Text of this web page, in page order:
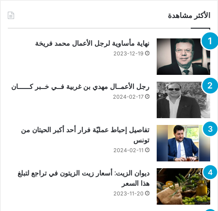
الأكثر مشاهدة
نهاية مأساوية لرجل الأعمال محمد فريخة
2023-12-19
رجل الأعمــال مهدي بن غربية فــي خــبر كــــــان
2024-02-17
تفاصيل إحباط عمليّة فرار أحد أكبر الحيتان من
تونس
2024-02-11
ديوان الزيت: أسعار زيت الزيتون في تراجع لتبلغ
هذا السعر
2023-11-20